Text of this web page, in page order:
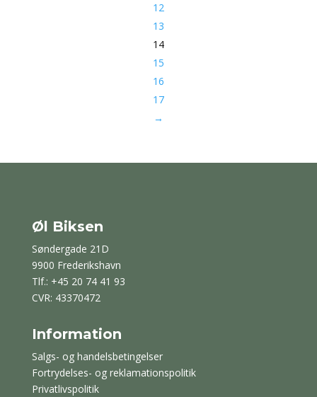
12
13
14
15
16
17
→
Øl Biksen
Søndergade 21D
9900 Frederikshavn
Tlf.: +45 20 74 41 93
CVR: 43370472
Information
Salgs- og handelsbetingelser
Fortrydelses- og reklamationspolitik
Privatlivspolitik